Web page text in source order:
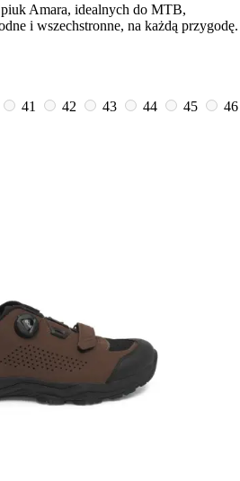
Amara, idealnych do MTB,
i wszechstronne, na każdą przygodę.
41 42 43 44 45
46